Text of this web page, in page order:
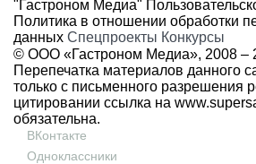
"Гастроном Медиа"
Политика в отношении обработки
данных Спецпроекты Конкурсы
© ООО «Гастроном Медиа», 2008 –
Перепечатка материалов данного
только с письменного разрешения
цитировании ссылка на
обязательна.
ВКонтакте
Одноклассники